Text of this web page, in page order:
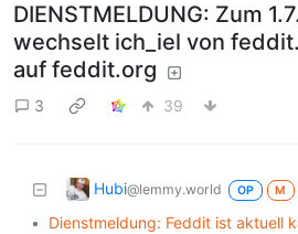
DIENSTMELDUNG: Zum
wechselt ich_iel von
auf feddit.org
3 39
Hubi@lemmy.world OP M
• Dienstmeldung: Feddit ist aktuell